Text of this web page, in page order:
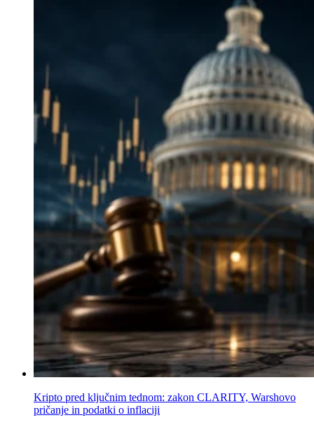
Kripto pred ključnim tednom: zakon CLARITY, Warshovo
pričanje in podatki o inflaciji